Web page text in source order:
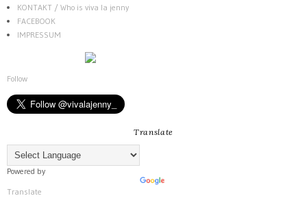
KONTAKT / Who is viva la jenny
FACEBOOK
IMPRESSUM
Follow
Translate
Powered by
Translate